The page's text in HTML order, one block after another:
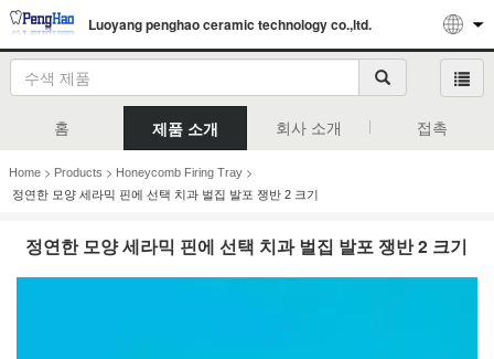
Luoyang penghao ceramic technology co.,ltd.
홈 제품 소개 회사 소개 접촉
Home > Products > Honeycomb Firing Tray >
정연한 모양 세라믹 핀에 선택 치과 벌집 발포 쟁반 2 크기
정연한 모양 세라믹 핀에 선택 치과 벌집 발포 쟁반 2 크기